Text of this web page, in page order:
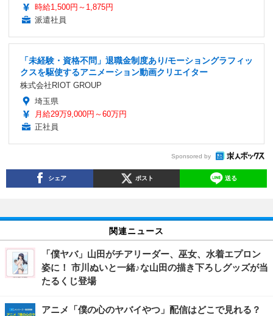
時給1,500円～1,875円
派遣社員
「未経験・資格不問」退職金制度あり/モーショングラフィッ
クスを駆使するアニメーション動画クリエイター
株式会社RIOT GROUP
埼玉県
月給29万9,000円～60万円
正社員
Sponsored by
シェア ポスト 送る
関連ニュース
「僕ヤバ」山田がチアリーダー、巫女、水着エプロン
姿に！ 市川ぬいと一緒♪な山田の描き下ろしグッズが当
たるくじ登場
アニメ「僕の心のヤバイやつ」配信はどこで見れる？